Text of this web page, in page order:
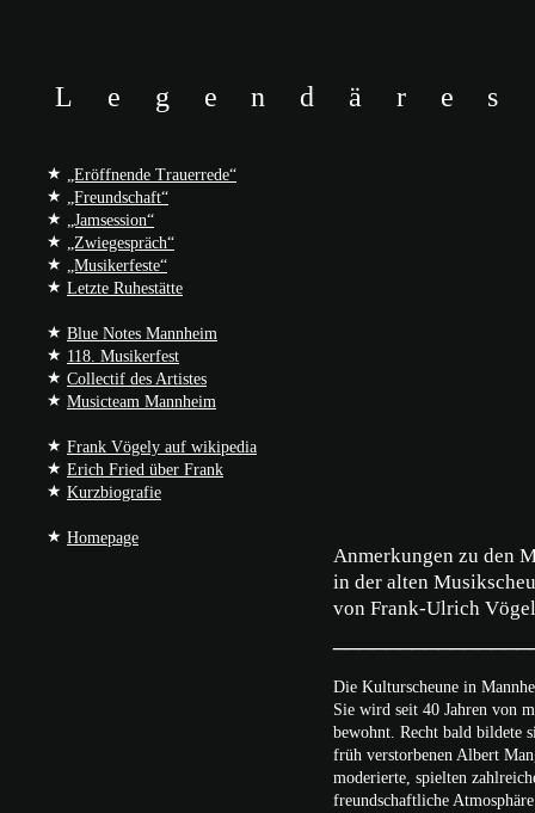
Anmerkungen zu den
in der alten
von Frank-Ulrich
Die Kulturscheune in
Sie wird seit 40 Jahren von
bewohnt. Recht bald bildete
früh verstorbenen Albert
moderierte, spielten
freundschaftliche
★ „Eröffnende Trauerrede“
★ „Freundschaft“
★ „Jamsession“
★ „Zwiegespräch“
★ „Musikerfeste“
★ Letzte Ruhestätte
★ Blue Notes Mannheim
★ 118. Musikerfest
★ Collectif des Artistes
★ Musicteam Mannheim
★ Frank Vögely auf wikipedia
★ Erich Fried über Frank
★ Kurzbiografie
★ Homepage